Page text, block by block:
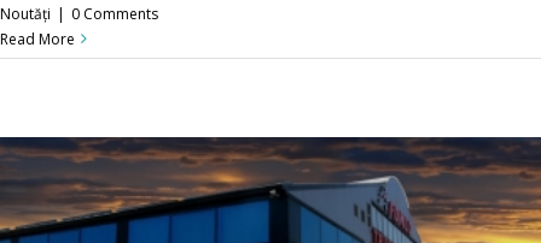
Noutăți | 0 Comments
Read More